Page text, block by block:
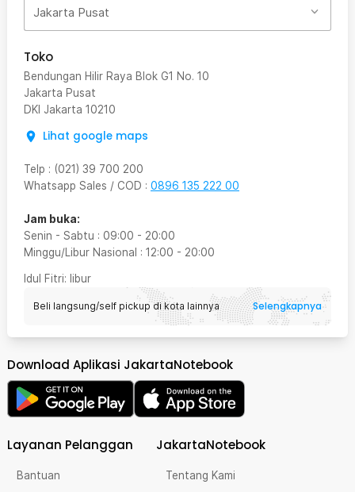
Jakarta Pusat
Toko
Bendungan Hilir Raya Blok G1 No. 10
Jakarta Pusat
DKI Jakarta 10210
Lihat google maps
Telp : (021) 39 700 200
Whatsapp Sales / COD : 0896 135 222 00
Jam buka:
Senin - Sabtu : 09:00 - 20:00
Minggu/Libur Nasional : 12:00 - 20:00
Idul Fitri: libur
Beli langsung/self pickup di kota lainnya Selengkapnya
Download Aplikasi JakartaNotebook
Layanan Pelanggan
Bantuan
JakartaNotebook
Tentang Kami